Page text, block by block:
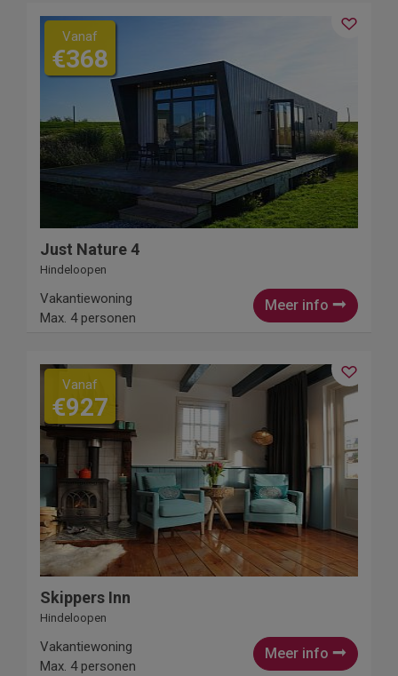
Vanaf
€368
Just Nature 4
Hindeloopen
Meer info
Vakantiewoning
Max. 4 personen
Vanaf
€927
Skippers Inn
Hindeloopen
Meer info
Vakantiewoning
Max. 4 personen